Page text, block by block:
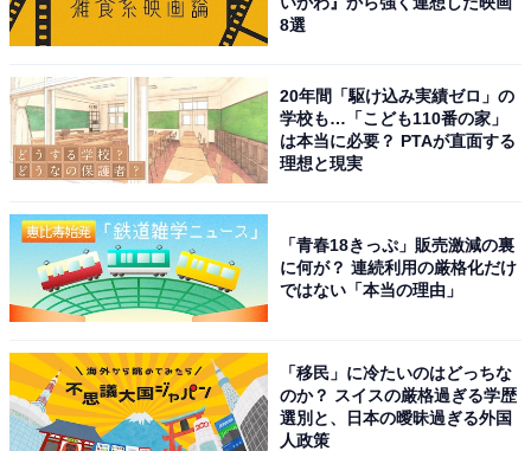
入口フロアは、プロジェクションマッピングが施され、
プログラムもさぞITを駆使したものが登場すると思いき
や……実はフエルサブルータWA!!の魅力は、意外にも
「水や風を効果的に取り入れた体をはったパフォーマン
ス」というアナログなところにあると感じます。
8選
20年間「駆け込み実績ゼロ」の
学校も…「こども110番の家」
は本当に必要？ PTAが直面する
理想と現実
「青春18きっぷ」販売激減の裏
に何が？ 連続利用の厳格化だけ
ではない「本当の理由」
「移民」に冷たいのはどっちな
のか？ スイスの厳格過ぎる学歴
選別と、日本の曖昧過ぎる外国
人政策